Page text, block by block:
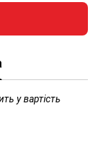
у вартість